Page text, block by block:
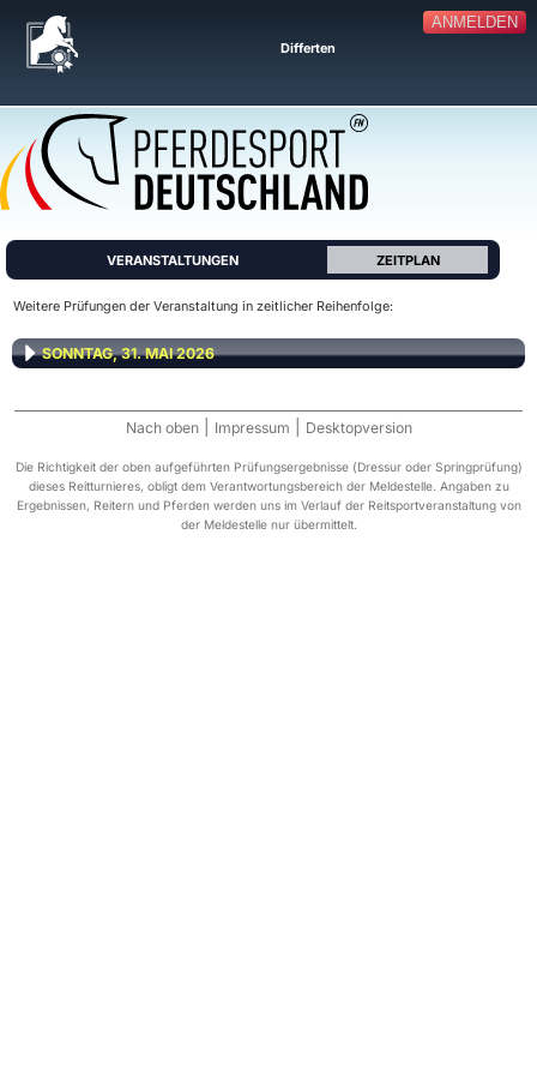
ANMELDEN
Differten
VERANSTALTUNGEN ZEITPLAN
Weitere Prüfungen der Veranstaltung in zeitlicher Reihenfolge:
SONNTAG, 31. MAI 2026
Nach oben Impressum Desktopversion
Die Richtigkeit der oben aufgeführten Prüfungsergebnisse (Dressur oder Springprüfung)
dieses Reitturnieres, obligt dem Verantwortungsbereich der Meldestelle. Angaben zu
Ergebnissen, Reitern und Pferden werden uns im Verlauf der Reitsportveranstaltung von
der Meldestelle nur übermittelt.